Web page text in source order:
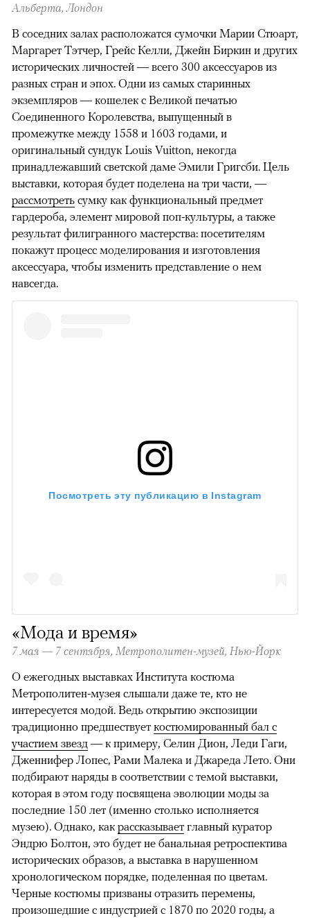
Альберта, Лондон
В соседних залах расположатся сумочки Марии Стюарт,
Маргарет Тэтчер, Грейс Келли, Джейн Биркин и других
исторических личностей — всего 300 аксессуаров из
разных стран и эпох. Одни из самых старинных
экземпляров — кошелек с Великой печатью
Соединенного Королевства, выпущенный в
промежутке между 1558 и 1603 годами, и
оригинальный сундук Louis Vuitton, некогда
принадлежавший светской даме Эмили Григсби. Цель
выставки, которая будет поделена на три части, —
рассмотреть сумку как функциональный предмет
гардероба, элемент мировой поп-культуры, а также
результат филигранного мастерства: посетителям
покажут процесс моделирования и изготовления
аксессуара, чтобы изменить представление о нем
навсегда.
Посмотреть эту публикацию в Instagram
«Мода и время»
7 мая — 7 сентября, Метрополитен-музей, Нью-Йорк
О ежегодных выставках Института костюма
Метрополитен-музея слышали даже те, кто не
интересуется модой. Ведь открытию экспозиции
традиционно предшествует костюмированный бал с
участием звезд — к примеру, Селин Дион, Леди Гаги,
Дженнифер Лопес, Рами Малека и Джареда Лето. Они
подбирают наряды в соответствии с темой выставки,
которая в этом году посвящена эволюции моды за
последние 150 лет (именно столько исполняется
музею). Однако, как рассказывает главный куратор
Эндрю Болтон, это будет не банальная ретроспектива
исторических образов, а выставка в нарушенном
хронологическом порядке, поделенная по цветам.
Черные костюмы призваны отразить перемены,
произошедшие с индустрией с 1870 по 2020 годы, а